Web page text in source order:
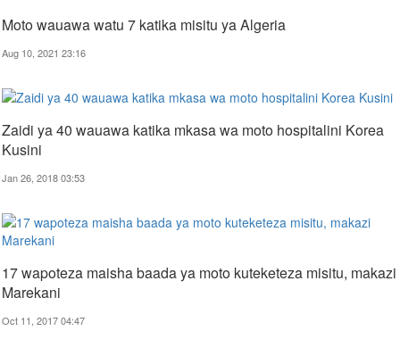
Moto wauawa watu 7 katika misitu ya Algeria
Aug 10, 2021 23:16
Zaidi ya 40 wauawa katika mkasa wa moto hospitalini Korea
Kusini
Jan 26, 2018 03:53
17 wapoteza maisha baada ya moto kuteketeza misitu, makazi
Marekani
Oct 11, 2017 04:47